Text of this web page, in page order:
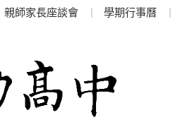
親師家長座談會 學期行事曆